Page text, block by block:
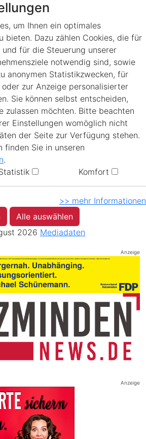
um Ihnen ein optimales
bieten. Dazu zählen Cookies, die für
für die Steuerung unserer
notwendig sind, sowie
anonymen Statistikzwecken, für
zur Anzeige personalisierter
Sie können selbst entscheiden,
zulassen möchten. Bitte beachten
Einstellungen womöglich nicht
der Seite zur Verfügung stehen.
finden Sie in unseren
.
Komfort
>> mehr Informationen
Alle auswählen
2026 Mediadaten
Anzeige
Anzeige